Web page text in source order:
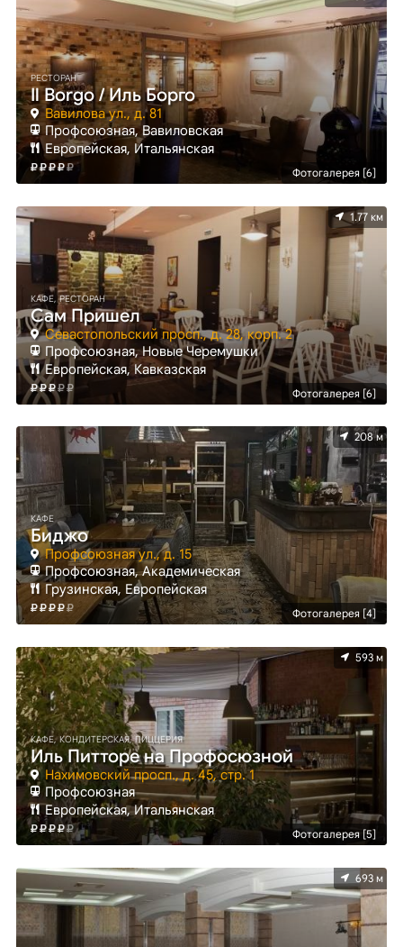
Фотогалерея [6]
РЕСТОРАН
Il Borgo / Иль Борго
Вавилова ул., д. 81
Профсоюзная, Вавиловская
Европейская, Итальянская
Фотогалерея [6]
1.77 км
КАФЕ, РЕСТОРАН
Сам Пришел
Севастопольский просп., д. 28, корп. 2
Профсоюзная, Новые Черемушки
Европейская, Кавказская
Фотогалерея [4]
208 м
КАФЕ
Биджо
Профсоюзная ул., д. 15
Профсоюзная, Академическая
Грузинская, Европейская
Фотогалерея [5]
593 м
КАФЕ, КОНДИТЕРСКАЯ, ПИЦЦЕРИЯ
Иль Питторе на Профосюзной
Нахимовский просп., д. 45, стр. 1
Профсоюзная
Европейская, Итальянская
693 м